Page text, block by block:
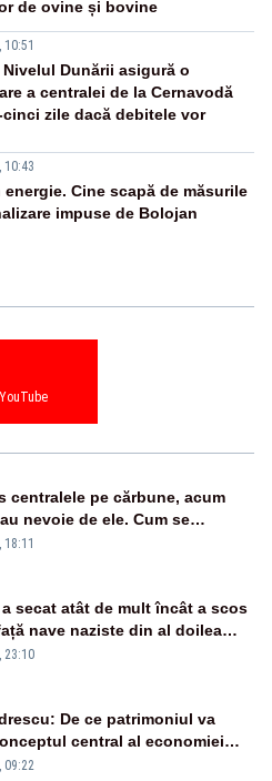
de ovine și bovine
Dunării asigură o
a centralei de la Cernavodă
zile dacă debitele vor
10:43
energie. Cine scapă de măsurile
impuse de Bolojan
YouTube
centralele pe cărbune, acum
nevoie de ele. Cum se
în plină criză energetică
a secat atât de mult încât a scos
nave naziste din al doilea
23:10
De ce patrimoniul va
central al economiei
09:22